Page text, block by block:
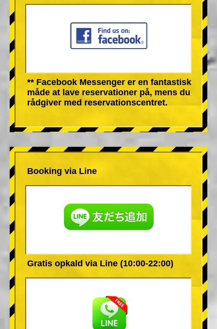
** Facebook Messenger er en fantastisk
måde at lave reservationer på, mens du
rådgiver med reservationscentret.
Booking via Line
Gratis opkald via Line (10:00-22:00)